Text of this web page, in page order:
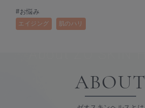
#お悩み
エイジング 肌のハリ
ABOUT